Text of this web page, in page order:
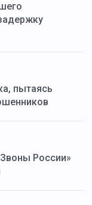
пытаясь
России»